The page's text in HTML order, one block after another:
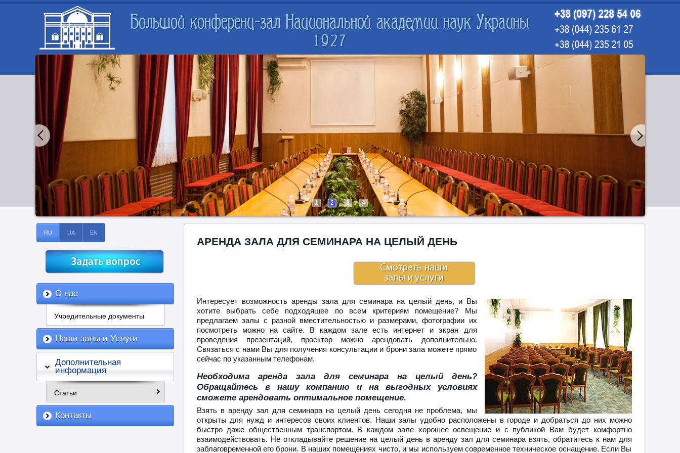
1 2 3 4
RU UA EN
О нас
Учредительные документы
Наши залы и Услуги
Дополнительная
информация
Статьи
Контакты
АРЕНДА ЗАЛА ДЛЯ СЕМИНАРА НА ЦЕЛЫЙ ДЕНЬ
Интересует возможность аренды зала для семинара на целый день, и Вы
хотите выбрать себе подходящее по всем критериям помещение? Мы
предлагаем залы с разной вместительностью и размерами, фотографии их
посмотреть можно на сайте. В каждом зале есть интернет и экран для
проведения презентаций, проектор можно арендовать дополнительно.
Связаться с нами Вы для получения консультации и брони зала можете прямо
сейчас по указанным телефонам.
Необходима аренда зала для семинара на целый день?
Обращайтесь в нашу компанию и на выгодных условиях
сможете арендовать оптимальное помещение.
Взять в аренду зал для семинара на целый день сегодня не проблема, мы
открыты для нужд и интересов своих клиентов. Наши залы удобно расположены в городе и добраться до них можно
быстро даже общественным транспортом. В каждом зале хорошее освещение и с публикой Вам будет комфортно
взаимодействовать. Не откладывайте решение на целый день в аренду зал для семинара взять, обратитесь к нам для
заблаговременной его брони. В наших помещениях чисто, и мы используем современное техническое оснащение. Если Вы